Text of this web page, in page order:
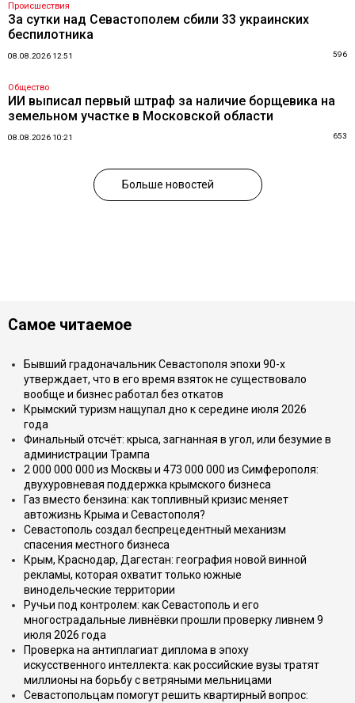
Происшествия
За сутки над Севастополем сбили 33 украинских
беспилотника
08.08.2026 12:51 596
Общество
ИИ выписал первый штраф за наличие борщевика на
земельном участке в Московской области
08.08.2026 10:21 653
Больше новостей
Самое читаемое
Бывший градоначальник Севастополя эпохи 90-х
утверждает, что в его время взяток не существовало
вообще и бизнес работал без откатов
Крымский туризм нащупал дно к середине июля 2026
года
Финальный отсчёт: крыса, загнанная в угол, или безумие в
администрации Трампа
2 000 000 000 из Москвы и 473 000 000 из Симферополя:
двухуровневая поддержка крымского бизнеса
Газ вместо бензина: как топливный кризис меняет
автожизнь Крыма и Севастополя?
Севастополь создал беспрецедентный механизм
спасения местного бизнеса
Крым, Краснодар, Дагестан: география новой винной
рекламы, которая охватит только южные
винодельческие территории
Ручьи под контролем: как Севастополь и его
многострадальные ливнёвки прошли проверку ливнем 9
июля 2026 года
Проверка на антиплагиат диплома в эпоху
искусственного интеллекта: как российские вузы тратят
миллионы на борьбу с ветряными мельницами
Севастопольцам помогут решить квартирный вопрос: